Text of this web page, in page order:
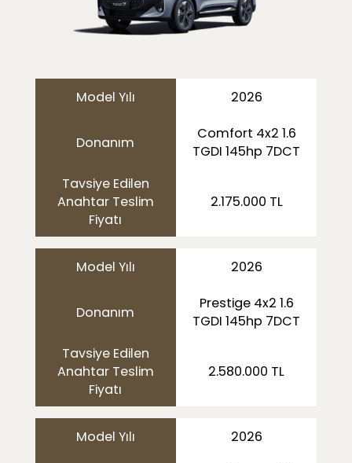
Model Yılı
Donanım
Tavsiye Edilen
Anahtar Teslim
Fiyatı
2026
Comfort 4x2 1.6
TGDI 145hp 7DCT
2.175.000 TL
Model Yılı
Donanım
Tavsiye Edilen
Anahtar Teslim
Fiyatı
2026
Prestige 4x2 1.6
TGDI 145hp 7DCT
2.580.000 TL
Model Yılı
2026